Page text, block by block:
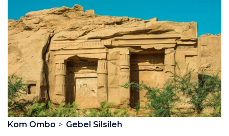
Kom Ombo
Gebel Silsileh